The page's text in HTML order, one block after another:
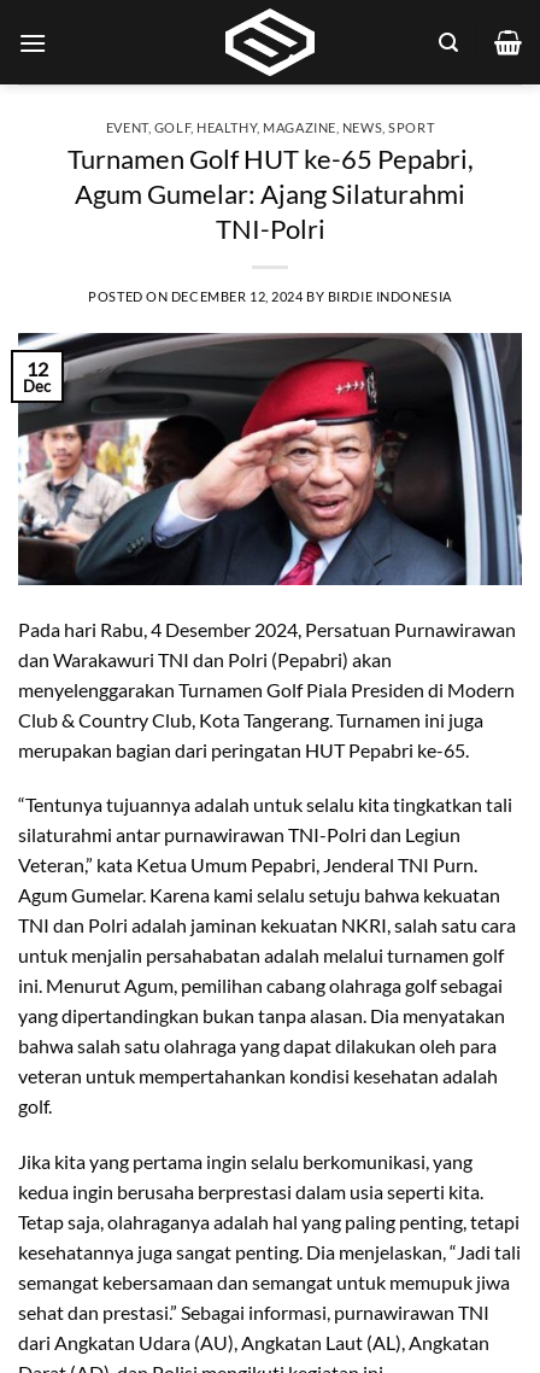
EVENT, GOLF, HEALTHY, MAGAZINE NEWS ,SPORT
Turnamen Golf HUT ke-65 Pepabri,
Agum Gumelar: Ajang Silaturahmi
TNI-Polri
POSTED ON DECEMBER 12, 2024 BY BIRDIE INDONESIA
12
Dec
Pada hari Rabu, 4 Desember 2024, Persatuan Purnawirawan
dan Warakawuri TNI dan Polri (Pepabri) akan
menyelenggarakan Turnamen Golf Piala Presiden di Modern
Club & Country Club, Kota Tangerang. Turnamen ini juga
merupakan bagian dari peringatan HUT Pepabri ke-65.
“Tentunya tujuannya adalah untuk selalu kita tingkatkan tali
silaturahmi antar purnawirawan TNI-Polri dan Legiun
Veteran,” kata Ketua Umum Pepabri, Jenderal TNI Purn.
Agum Gumelar. Karena kami selalu setuju bahwa kekuatan
TNI dan Polri adalah jaminan kekuatan NKRI, salah satu cara
untuk menjalin persahabatan adalah melalui turnamen golf
ini. Menurut Agum, pemilihan cabang olahraga golf sebagai
yang dipertandingkan bukan tanpa alasan. Dia menyatakan
bahwa salah satu olahraga yang dapat dilakukan oleh para
veteran untuk mempertahankan kondisi kesehatan adalah
golf.
Jika kita yang pertama ingin selalu berkomunikasi, yang
kedua ingin berusaha berprestasi dalam usia seperti kita.
Tetap saja, olahraganya adalah hal yang paling penting, tetapi
kesehatannya juga sangat penting. Dia menjelaskan, “Jadi tali
semangat kebersamaan dan semangat untuk memupuk jiwa
sehat dan prestasi.” Sebagai informasi, purnawirawan TNI
dari Angkatan Udara (AU), Angkatan Laut (AL), Angkatan